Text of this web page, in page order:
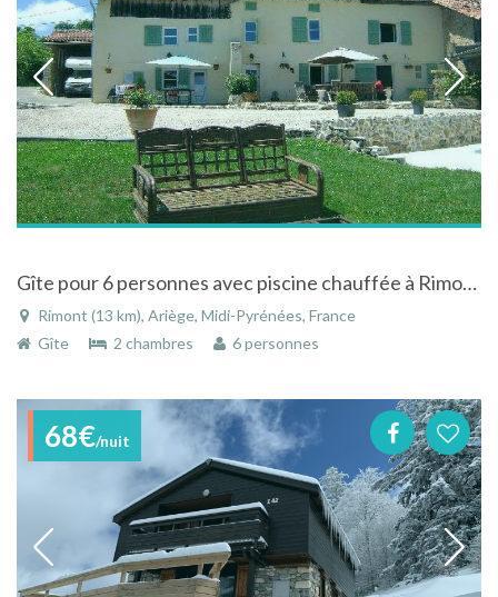
Gîte pour 6 personnes avec piscine chauffée à Rimont en Midi-Pyrénées dans l'Ariège
Rimont (13 km), Ariège, Midi-Pyrénées, France
Gîte
2 chambres 6 personnes
68€/nuit